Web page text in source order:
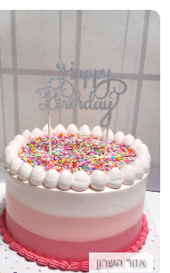
אזור השרון
LOLLIPOP